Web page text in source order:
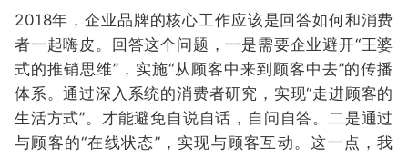
2018年，企业品牌的核心工作应该是回答如何和消费
者一起嗨皮。回答这个问题，一是需要企业避开“王婆
式的推销思维”，实施“从顾客中来到顾客中去”的传播
体系。通过深入系统的消费者研究，实现“走进顾客的
生活方式”。才能避免自说自话，自问自答。二是通过
与顾客的“在线状态”，实现与顾客互动。这一点，我